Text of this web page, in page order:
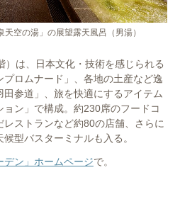
空の湯」の展望露天風呂（男湯）
）は、日本文化・技術を感じられる
ロムナード」、各地の土産など逸
参道」、旅を快適にするアイテム
ン」で構成。約230席のフードコ
ストランなど約80の店舗、さらに
型バスターミナルも入る。
デン」ホームページで。